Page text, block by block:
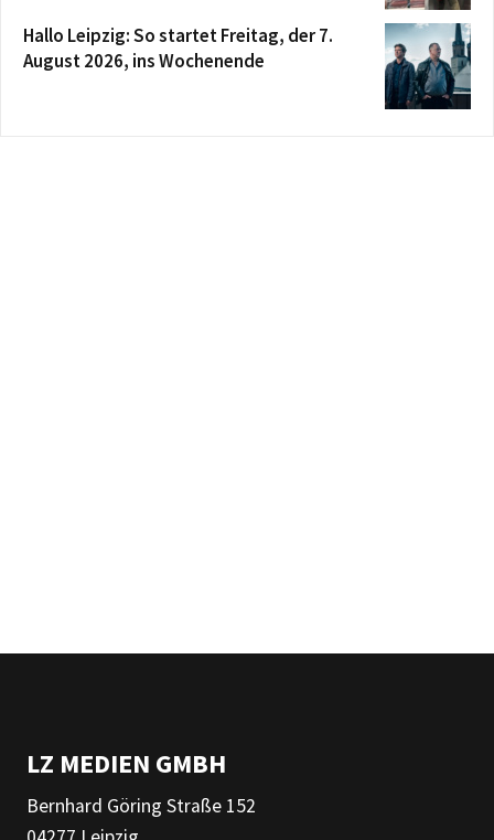
Hallo Leipzig: So startet Freitag, der 7.
August 2026, ins Wochenende
LZ MEDIEN GMBH
Bernhard Göring Straße 152